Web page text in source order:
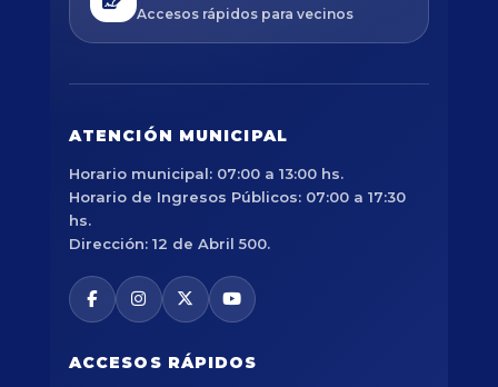
Accesos rápidos para vecinos
ATENCIÓN MUNICIPAL
Horario municipal: 07:00 a 13:00 hs.
Horario de Ingresos Públicos: 07:00 a 17:30
hs.
Dirección: 12 de Abril 500.
ACCESOS RÁPIDOS